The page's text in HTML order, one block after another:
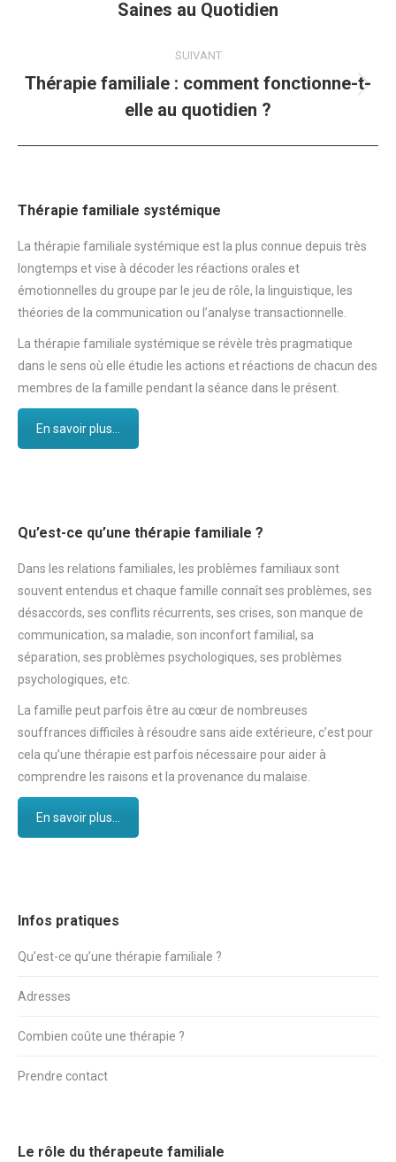
précédent
Saines au Quotidien
SUIVANT
Article
suivant
:
Thérapie familiale : comment fonctionne-t-
elle au quotidien ?
Thérapie familiale systémique
La thérapie familiale systémique est la plus connue depuis très
longtemps et vise à décoder les réactions orales et
émotionnelles du groupe par le jeu de rôle, la linguistique, les
théories de la communication ou l’analyse transactionnelle.
La thérapie familiale systémique se révèle très pragmatique
dans le sens où elle étudie les actions et réactions de chacun des
membres de la famille pendant la séance dans le présent.
En savoir plus...
Qu’est-ce qu’une thérapie familiale ?
Dans les relations familiales, les problèmes familiaux sont
souvent entendus et chaque famille connaît ses problèmes, ses
désaccords, ses conflits récurrents, ses crises, son manque de
communication, sa maladie, son inconfort familial, sa
séparation, ses problèmes psychologiques, ses problèmes
psychologiques, etc.
La famille peut parfois être au cœur de nombreuses
souffrances difficiles à résoudre sans aide extérieure, c’est pour
cela qu’une thérapie est parfois nécessaire pour aider à
comprendre les raisons et la provenance du malaise.
En savoir plus...
Infos pratiques
Qu’est-ce qu’une thérapie familiale ?
Adresses
Combien coûte une thérapie ?
Prendre contact
Le rôle du thérapeute familiale